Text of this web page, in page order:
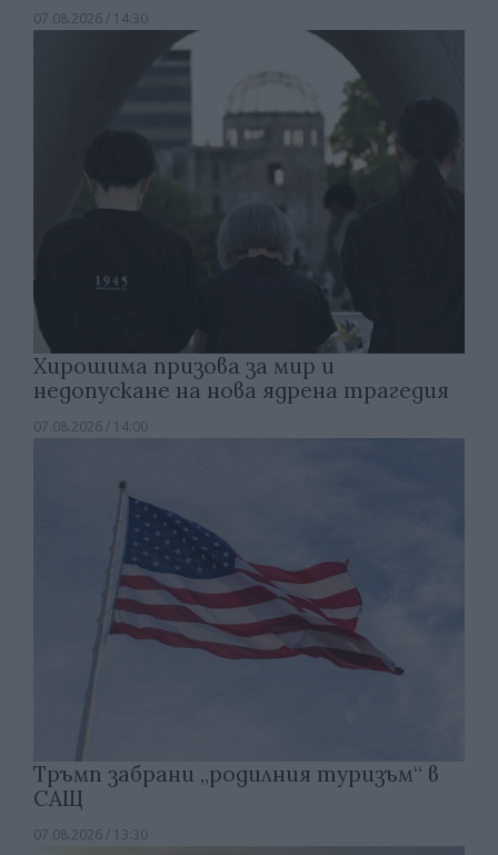
07.08.2026 / 14:30
Хирошима призова за мир и
недопускане на нова ядрена трагедия
07.08.2026 / 14:00
Тръмп забрани „родилния туризъм“ в
САЩ
07.08.2026 / 13:30